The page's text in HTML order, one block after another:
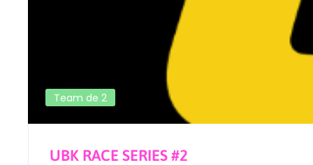
Team de 2
UBK RACE SERIES #2